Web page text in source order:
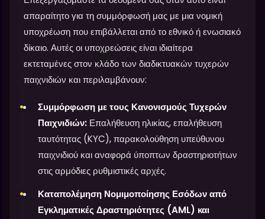
απαραίτητο για τη συμμόρφωσή μας με μια νομική
υποχρέωση που επιβάλλεται από το εθνικό ή ενωσιακό
δίκαιο. Αυτές οι υποχρεώσεις είναι ιδιαίτερα
εκτεταμένες στον κλάδο των διαδικτυακών τυχερών
παιχνιδιών και περιλαμβάνουν:
Συμμόρφωση με τους Κανονισμούς Τυχερών
Παιχνιδιών: Επαλήθευση ηλικίας, επαλήθευση
ταυτότητας (KYC), παρακολούθηση υπεύθυνου
παιχνιδιού και αναφορά ύποπτων δραστηριοτήτων
στις αρμόδιες ρυθμιστικές αρχές.
Καταπολέμηση Νομιμοποίησης Εσόδων από
Εγκληματικές Δραστηριότητες (AML) και